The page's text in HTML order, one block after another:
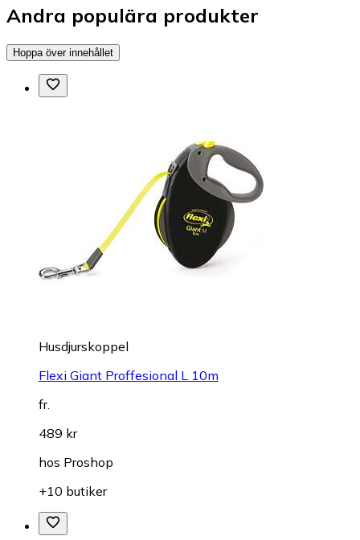
Andra populära produkter
Hoppa över innehållet
Husdjurskoppel
Flexi Giant Proffesional L 10m
fr.
489 kr
hos Proshop
+10 butiker